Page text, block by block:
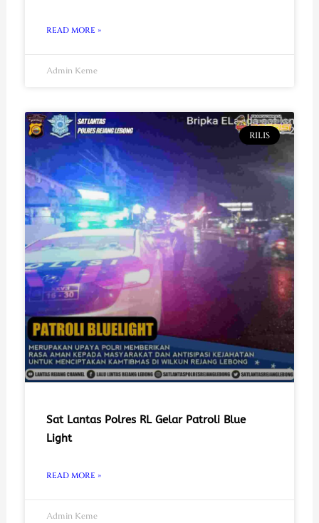
READ MORE »
Admin Keme
RILIS
Sat Lantas Polres RL Gelar Patroli Blue
Light
READ MORE »
Admin Keme